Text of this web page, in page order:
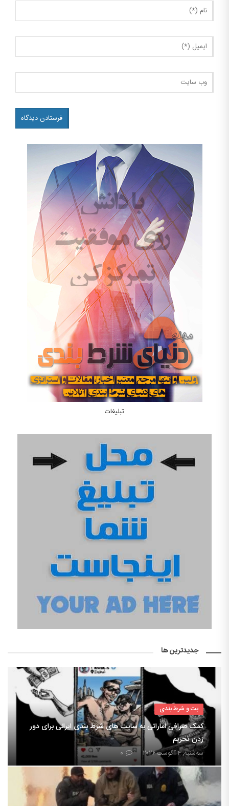
تبلیغات
جدیدترین ها
بت و شرط بندی
کمک صرافی اماراتی به سایت های شرط بندی ایرانی برای دور
زدن تحریم
سه‌شنبه, ۴ آگوست ۲۰۲۶ ۰